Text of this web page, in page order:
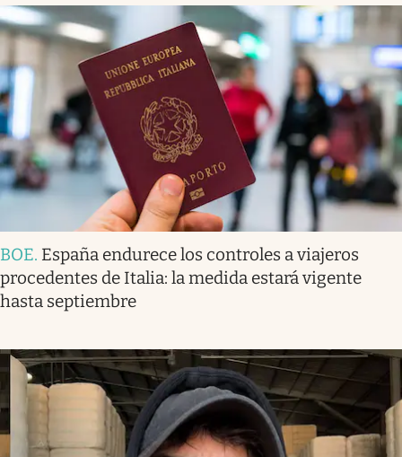
BOE. España endurece los controles a viajeros
procedentes de Italia: la medida estará vigente
hasta septiembre